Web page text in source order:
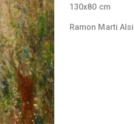
130x80 cm
Ramon Marti